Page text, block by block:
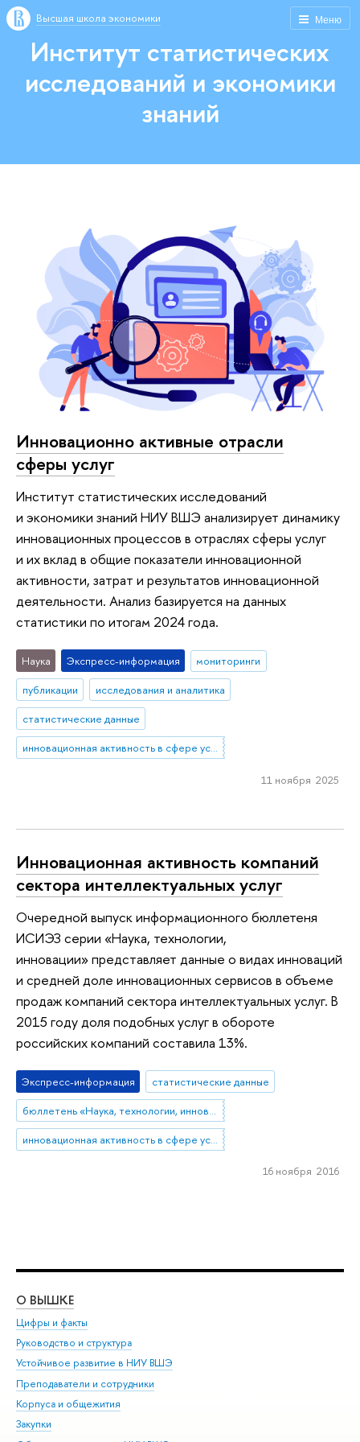
Меню
Высшая школа экономики
Институт статистических
исследований и экономики
знаний
Инновационно активные отрасли
сферы услуг
Институт статистических исследований
и экономики знаний НИУ ВШЭ анализирует динамику
инновационных процессов в отраслях сферы услуг
и их вклад в общие показатели инновационной
активности, затрат и результатов инновационной
деятельности. Анализ базируется на данных
статистики по итогам 2024 года.
Наука Экспресс-информация
мониторинги
публикации
исследования и аналитика
статистические данные
инновационная активность в сфере услуг
11 ноября 2025
Инновационная активность компаний
сектора интеллектуальных услуг
Очередной выпуск информационного бюллетеня
ИСИЭЗ серии «Наука, технологии,
инновации» представляет данные о видах инноваций
и средней доле инновационных сервисов в объеме
продаж компаний сектора интеллектуальных услуг. В
2015 году доля подобных услуг в обороте
российских компаний составила 13%.
Экспресс-информация
статистические данные
бюллетень «Наука, технологии, инновации»
инновационная активность в сфере услуг
16 ноября 2016
О ВЫШКЕ
Цифры и факты
Руководство и структура
Устойчивое развитие в НИУ ВШЭ
Преподаватели и сотрудники
Корпуса и общежития
Закупки